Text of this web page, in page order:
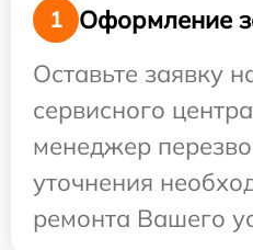
1
Оформление
Оставьте заявку
сервисного
менеджер
уточнения
ремонта Вашего